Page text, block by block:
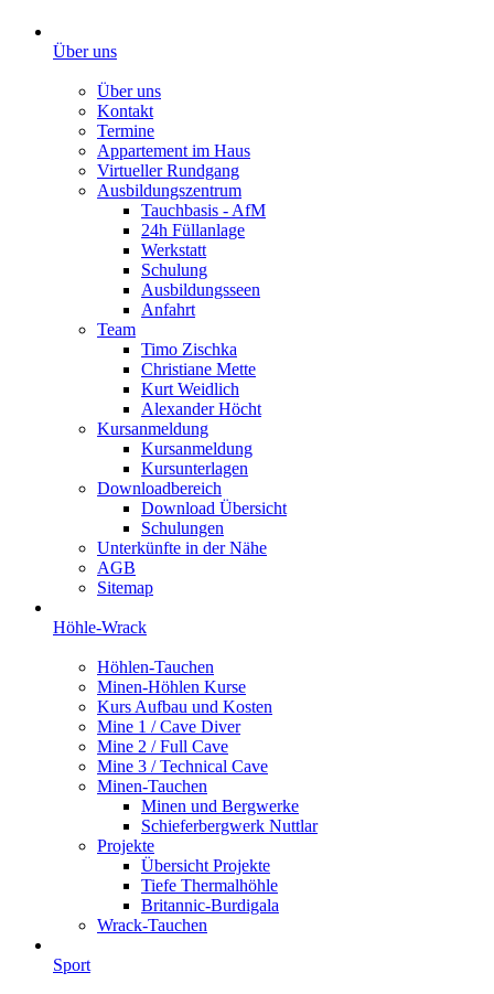
Über uns
Über uns
Kontakt
Termine
Appartement im Haus
Virtueller Rundgang
Ausbildungszentrum
Tauchbasis - AfM
24h Füllanlage
Werkstatt
Schulung
Ausbildungsseen
Anfahrt
Team
Timo Zischka
Christiane Mette
Kurt Weidlich
Alexander Höcht
Kursanmeldung
Kursanmeldung
Kursunterlagen
Downloadbereich
Download Übersicht
Schulungen
Unterkünfte in der Nähe
AGB
Sitemap
Höhle-Wrack
Höhlen-Tauchen
Minen-Höhlen Kurse
Kurs Aufbau und Kosten
Mine 1 / Cave Diver
Mine 2 / Full Cave
Mine 3 / Technical Cave
Minen-Tauchen
Minen und Bergwerke
Schieferbergwerk Nuttlar
Projekte
Übersicht Projekte
Tiefe Thermalhöhle
Britannic-Burdigala
Wrack-Tauchen
Sport